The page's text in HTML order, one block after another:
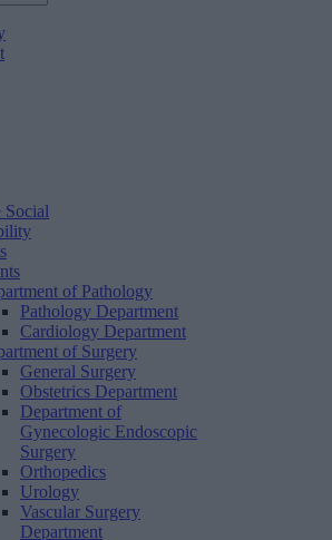
Social
of Pathology
Pathology Department
Cardiology Department
of Surgery
General Surgery
Obstetrics Department
Department of
Gynecologic Endoscopic
Surgery
Orthopedics
Urology
Vascular Surgery
Department